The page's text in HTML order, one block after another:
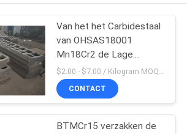
Van het het Carbidestaal
van OHSAS18001
Mn18Cr2 de Lage
Voering van de de
Balmolen Malende
$2.00 - $7.00 / Kilogram MOQ:1000 Kilogram/Kilogram
CONTACT
BTMCr15 verzakken de